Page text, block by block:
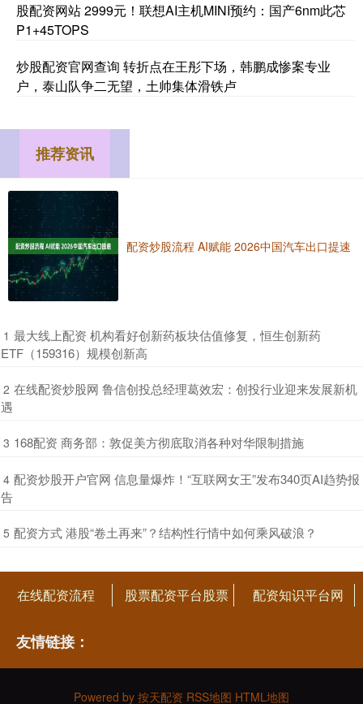
股配资网站 2999元！联想AI主机MINI预约：国产6nm此芯
P1+45TOPS
炒股配资官网查询 转折点在王彤下场，韩鹏成惨案专业
户，泰山队争二无望，土帅集体滑铁卢
推荐资讯
配资炒股流程 AI赋能 2026中国汽车出口提速
1 ​最大线上配资 机构看好创新药板块估值修复，恒生创新药
ETF（159316）规模创新高
2 ​在线配资炒股网 鲁信创投总经理葛效宏：创投行业迎来发展新机
遇
3 ​168配资 商务部：敦促美方彻底取消各种对华限制措施
4 ​配资炒股开户官网 信息量爆炸！“互联网女王”发布340页AI趋势报
告
5 ​配资方式 港股“卷土再来”？结构性行情中如何乘风破浪？
在线配资流程 股票配资平台股票 配资知识平台网
友情链接：
Powered by 按天配资 RSS地图 HTML地图